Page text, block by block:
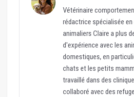
Vétérinaire
rédactrice spécialisée
animaliers Claire a plus
d'expérience avec les
domestiques, en
chats et les petits
travaillé dans des
collaboré avec des